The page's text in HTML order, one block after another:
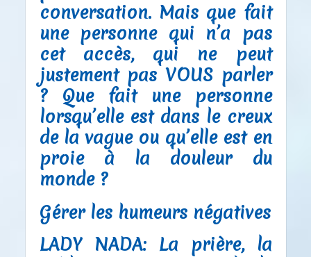
conversation. Mais que fait
une personne qui n’a pas
cet accès, qui ne peut
justement pas VOUS parler
? Que fait une personne
lorsqu’elle est dans le creux
de la vague ou qu’elle est en
proie à la douleur du
monde ?
Gérer les humeurs négatives
LADY NADA:La prière, la